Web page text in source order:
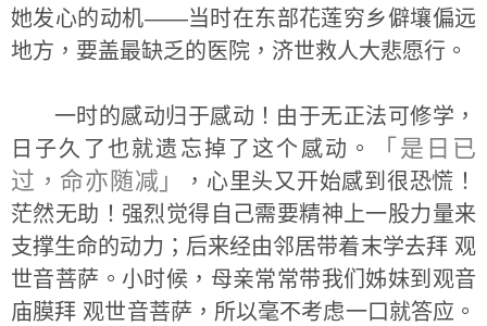
她发心的动机——当时在东部花莲穷乡僻壤偏远
地方，要盖最缺乏的医院，济世救人大悲愿行。
一时的感动归于感动！由于无正法可修学，
日子久了也就遗忘掉了这个感动。
「是日已
过，命亦随减」
，心里头又开始感到很恐慌！
茫然无助！强烈觉得自己需要精神上一股力量来
支撑生命的动力；后来经由邻居带着末学去拜 观
世音菩萨。小时候，母亲常常带我们姊妹到观音
庙膜拜 观世音菩萨，所以毫不考虑一口就答应。